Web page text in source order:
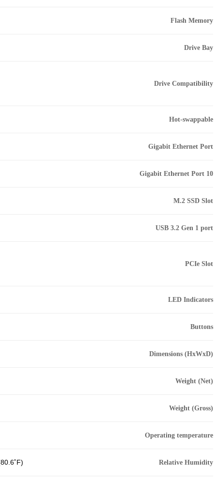
Flash Memory
Drive Bay
Drive Compatibility
Hot-swappable
Gigabit Ethernet Port
10 Gigabit Ethernet Port
M.2 SSD Slot
USB 3.2 Gen 1 port
PCIe Slot
LED Indicators
Buttons
Dimensions (HxWxD)
Weight (Net)
Weight (Gross)
Operating temperature
Relative Humidity